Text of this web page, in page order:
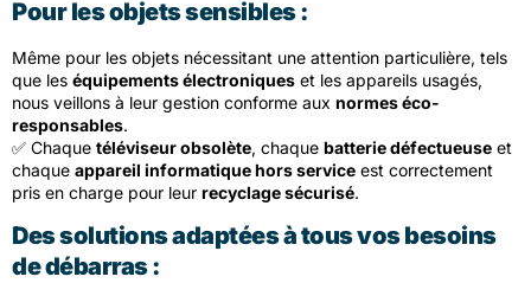
Pour les objets sensibles :
Même pour les objets nécessitant une attention particulière, tels
que les équipements électroniques et les appareils usagés,
nous veillons à leur gestion conforme aux normes éco-
responsables.
✅ Chaque téléviseur obsolète, chaque batterie défectueuse et
chaque appareil informatique hors service est correctement
pris en charge pour leur recyclage sécurisé.
Des solutions adaptées à tous vos besoins
de débarras :